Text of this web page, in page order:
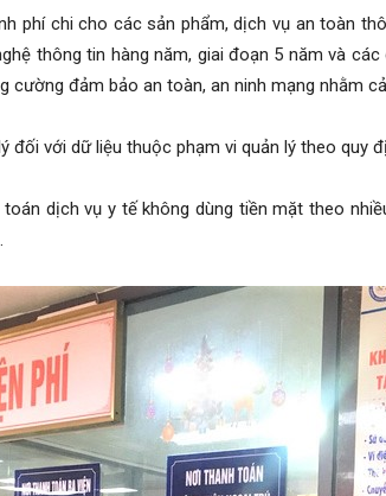
phí chi cho các sản phẩm, dịch vụ an toàn
thông tin hàng năm, giai đoạn 5 năm và
cường đảm bảo an toàn, an ninh mạng nhằm
đối với dữ liệu thuộc phạm vi quản lý theo quy
dịch vụ y tế không dùng tiền mặt theo